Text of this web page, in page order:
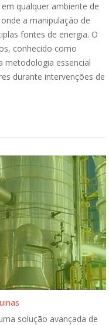
qualquer ambiente de
a manipulação de
fontes de energia. O
conhecido como
metodologia essencial
durante intervenções de
solução avançada de